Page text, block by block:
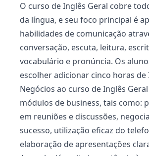
O curso de Inglês Geral cobre
da língua, e seu foco principal é
habilidades de comunicação
conversação, escuta, leitura,
vocabulário e pronúncia. Os
escolher adicionar cinco horas de
Negócios ao curso de Inglês
módulos de business, tais como:
em reuniões e discussões,
sucesso, utilização eﬁcaz do
elaboração de apresentações